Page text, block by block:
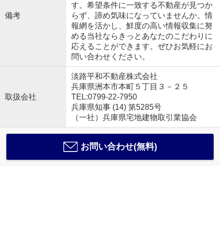
備考
す。希望条件に一致する不動産が見つか
らず、諦め気味になっていませんか。情
報網を活かし、鮮度の高い情報収集に努
める当社ならきっとあなたのこだわりに
応えることができます。ぜひお気軽にお
問い合わせください。
取扱会社
淡路平和不動産株式会社
兵庫県洲本市本町５丁目３－２５
TEL:0799-22-7950
兵庫県知事 (14) 第5285号
（一社）兵庫県宅地建物取引業協会
お問い合わせ(無料)